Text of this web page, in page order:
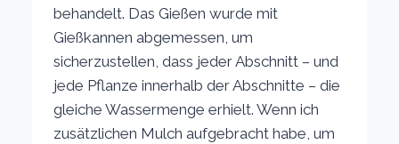
behandelt. Das Gießen wurde mit
Gießkannen abgemessen, um
sicherzustellen, dass jeder Abschnitt – und
jede Pflanze innerhalb der Abschnitte – die
gleiche Wassermenge erhielt. Wenn ich
zusätzlichen Mulch aufgebracht habe, um